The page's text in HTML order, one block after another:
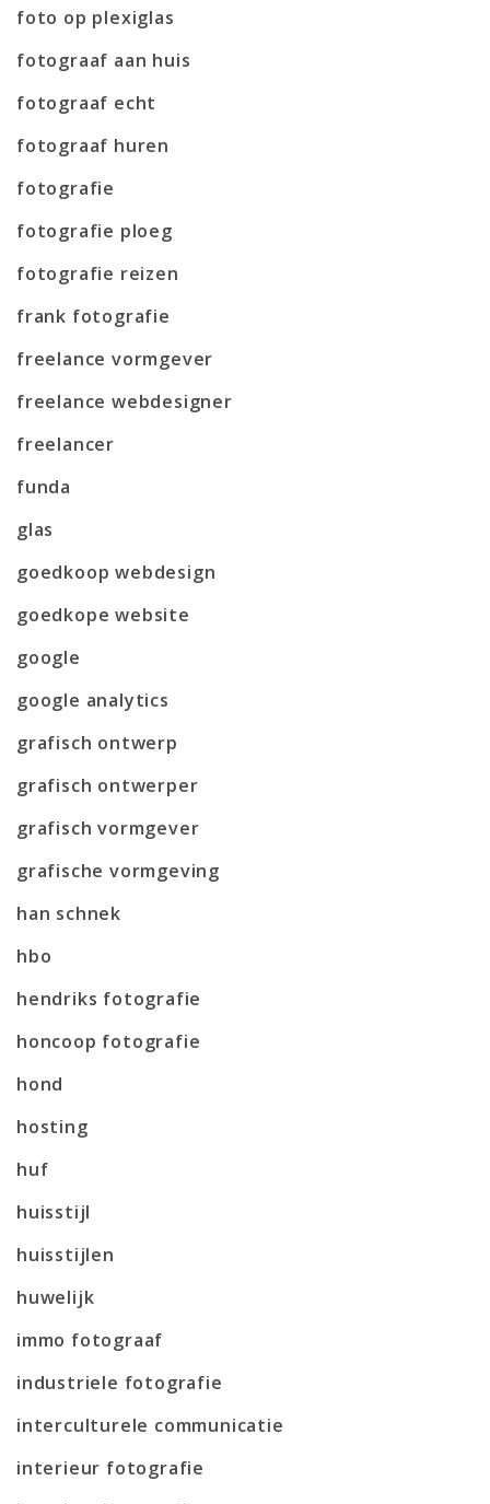
foto op plexiglas
fotograaf aan huis
fotograaf echt
fotograaf huren
fotografie
fotografie ploeg
fotografie reizen
frank fotografie
freelance vormgever
freelance webdesigner
freelancer
funda
glas
goedkoop webdesign
goedkope website
google
google analytics
grafisch ontwerp
grafisch ontwerper
grafisch vormgever
grafische vormgeving
han schnek
hbo
hendriks fotografie
honcoop fotografie
hond
hosting
huf
huisstijl
huisstijlen
huwelijk
immo fotograaf
industriele fotografie
interculturele communicatie
interieur fotografie